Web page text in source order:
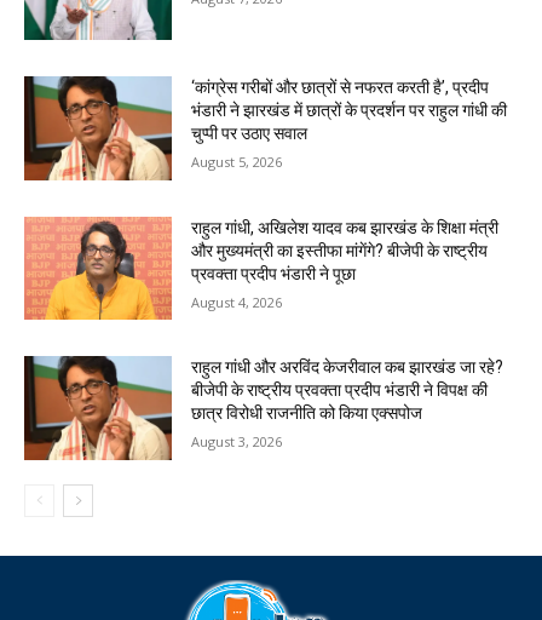
‘कांग्रेस गरीबों और छात्रों से नफरत करती है’, प्रदीप
भंडारी ने झारखंड में छात्रों के प्रदर्शन पर राहुल गांधी की
चुप्पी पर उठाए सवाल
August 5, 2026
राहुल गांधी, अखिलेश यादव कब झारखंड के शिक्षा मंत्री
और मुख्यमंत्री का इस्तीफा मांगेंगे? बीजेपी के राष्ट्रीय
प्रवक्ता प्रदीप भंडारी ने पूछा
August 4, 2026
राहुल गांधी और अरविंद केजरीवाल कब झारखंड जा रहे?
बीजेपी के राष्ट्रीय प्रवक्ता प्रदीप भंडारी ने विपक्ष की
छात्र विरोधी राजनीति को किया एक्सपोज
August 3, 2026